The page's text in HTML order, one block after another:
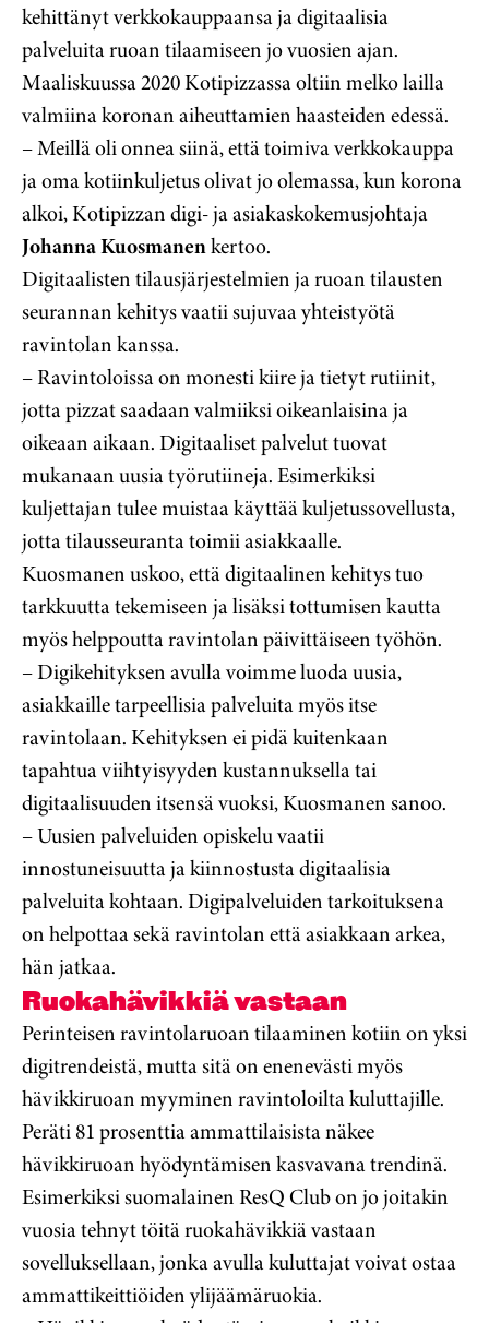
kehittänyt verkkokauppaansa ja digitaalisia
palveluita ruoan tilaamiseen jo vuosien ajan.
Maaliskuussa 2020 Kotipizzassa oltiin melko lailla
valmiina koronan aiheuttamien haasteiden edessä.
– Meillä oli onnea siinä, että toimiva verkkokauppa
ja oma kotiinkuljetus olivat jo olemassa, kun korona
alkoi, Kotipizzan digi- ja asiakaskokemusjohtaja
Johanna Kuosmanenkertoo.
Digitaalisten tilausjärjestelmien ja ruoan tilausten
seurannan kehitys vaatii sujuvaa yhteistyötä
ravintolan kanssa.
– Ravintoloissa on monesti kiire ja tietyt rutiinit,
jotta pizzat saadaan valmiiksi oikeanlaisina ja
oikeaan aikaan. Digitaaliset palvelut tuovat
mukanaan uusia työrutiineja. Esimerkiksi
kuljettajan tulee muistaa käyttää kuljetussovellusta,
jotta tilausseuranta toimii asiakkaalle.
Kuosmanen uskoo, että digitaalinen kehitys tuo
tarkkuutta tekemiseen ja lisäksi tottumisen kautta
myös helppoutta ravintolan päivittäiseen työhön.
– Digikehityksen avulla voimme luoda uusia,
asiakkaille tarpeellisia palveluita myös itse
ravintolaan. Kehityksen ei pidä kuitenkaan
tapahtua viihtyisyyden kustannuksella tai
digitaalisuuden itsensä vuoksi, Kuosmanen sanoo.
– Uusien palveluiden opiskelu vaatii
innostuneisuutta ja kiinnostusta digitaalisia
palveluita kohtaan. Digipalveluiden tarkoituksena
on helpottaa sekä ravintolan että asiakkaan arkea,
hän jatkaa.
Ruokahävikkiä vastaan
Perinteisen ravintolaruoan tilaaminen kotiin on yksi
digitrendeistä, mutta sitä on enenevästi myös
hävikkiruoan myyminen ravintoloilta kuluttajille.
Peräti 81 prosenttia ammattilaisista näkee
hävikkiruoan hyödyntämisen kasvavana trendinä.
Esimerkiksi suomalainen ResQ Club on jo joitakin
vuosia tehnyt töitä ruokahävikkiä vastaan
sovelluksellaan, jonka avulla kuluttajat voivat ostaa
ammattikeittiöiden ylijäämäruokia.